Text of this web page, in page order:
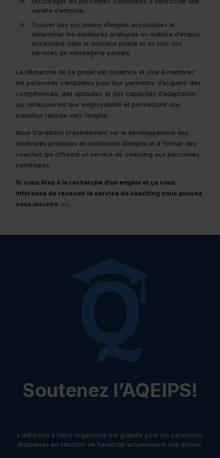
variété d’emplois.
Trouver des occasions d’emploi accessibles et
déterminer les meilleures pratiques en matière d’emploi
accessible dans le domaine postal et au sein des
services de messagerie postale.
La démarche de ce projet est novatrice et vise à mentorer
les personnes candidates pour leur permettre d’acquérir des
compétences, des aptitudes et des capacités d’adaptation
qui rehausseront leur employabilité et permettront une
transition réussie vers l’emploi.
Nous travaillons présentement sur le développement des
meilleures pratiques en recherche d’emploi et à former des
coaches qui offriront un service de coaching aux personnes
candidates.
Si vous êtes à la recherche d’un emploi et ça vous
intéresse de recevoir le service de coaching vous pouvez
vous inscrire ici.
Soutenez l’AQEIPS!
L’adhésion à notre organisme est gratuite pour les personnes
étudiantes en situation de handicap actuellement aux études.